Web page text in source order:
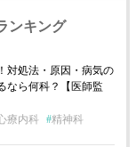
ンキング
対処法・原因・病気の
なら何科？【医師監
療内科 精神科